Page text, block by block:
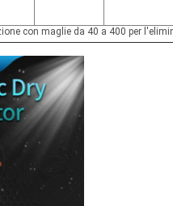
con maglie da 40 a 400 per